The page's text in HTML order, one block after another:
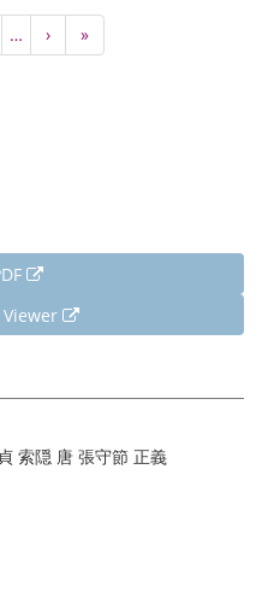
…
Next
page
›
Last
page
»
索隠 唐 張守節 正義